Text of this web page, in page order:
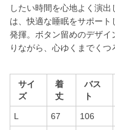
したい時間を心地よく演
は、快適な睡眠をサポー
発揮。ボタン留めのデザイ
りながら、心ゆくまでくつ
サイ
ズ
着
丈
バス
ト
L 67 106